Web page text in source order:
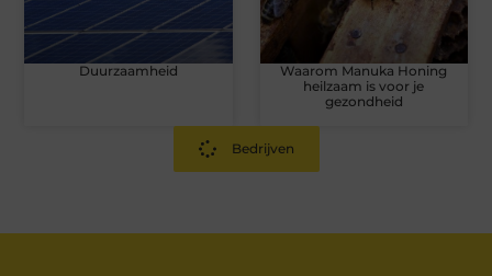
Duurzaamheid
Waarom Manuka Honing
heilzaam is voor je
gezondheid
Bedrijven